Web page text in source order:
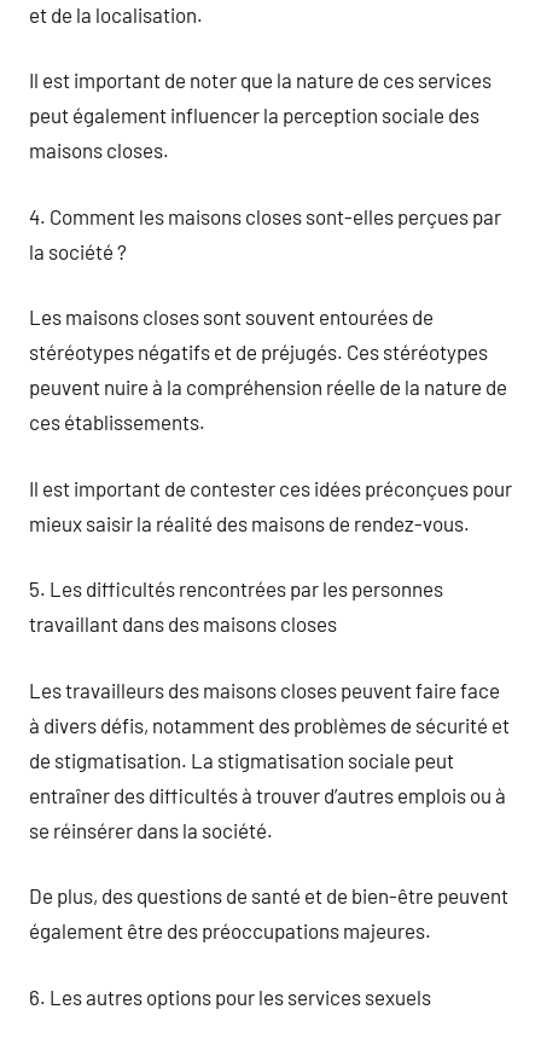
et de la localisation.
Il est important de noter que la nature de ces services
peut également influencer la perception sociale des
maisons closes.
4. Comment les maisons closes sont-elles perçues par
la société ?
Les maisons closes sont souvent entourées de
stéréotypes négatifs et de préjugés. Ces stéréotypes
peuvent nuire à la compréhension réelle de la nature de
ces établissements.
Il est important de contester ces idées préconçues pour
mieux saisir la réalité des maisons de rendez-vous.
5. Les difficultés rencontrées par les personnes
travaillant dans des maisons closes
Les travailleurs des maisons closes peuvent faire face
à divers défis, notamment des problèmes de sécurité et
de stigmatisation. La stigmatisation sociale peut
entraîner des difficultés à trouver d’autres emplois ou à
se réinsérer dans la société.
De plus, des questions de santé et de bien-être peuvent
également être des préoccupations majeures.
6. Les autres options pour les services sexuels